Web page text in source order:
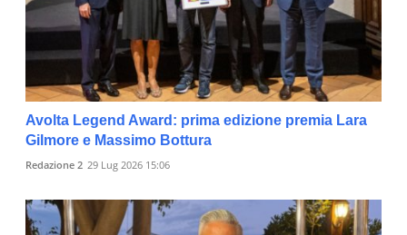
Avolta Legend Award: prima edizione premia Lara
Gilmore e Massimo Bottura
Redazione 2 29 Lug 2026 15:06